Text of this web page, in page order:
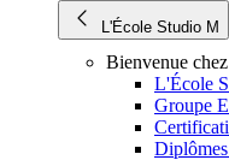
L'École Studio M
Bienvenue
L'École
Groupe